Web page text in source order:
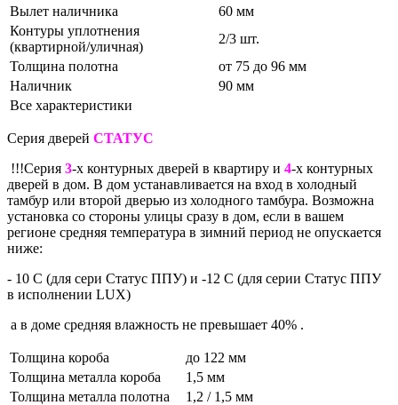
Вылет наличника
60 мм
Контуры уплотнения
(квартирной/уличная)
2/3 шт.
Толщина полотна
от 75 до 96 мм
Наличник
90 мм
Все характеристики
Серия дверей СТАТУС
!!!Серия 3-х контурных дверей в квартиру и 4-х контурных
дверей в дом. В дом устанавливается на вход в холодный
тамбур или второй дверью из холодного тамбура. Возможна
установка со стороны улицы сразу в дом, если в вашем
регионе средняя температура в зимний период не опускается
ниже:
- 10 С (для сери Статус ППУ) и -12 С (для серии Статус ППУ
в исполнении LUX)
а в доме средняя влажность не превышает 40% .
Толщина короба
до 122 мм
Толщина металла короба
1,5 мм
Толщина металла полотна
1,2 / 1,5 мм